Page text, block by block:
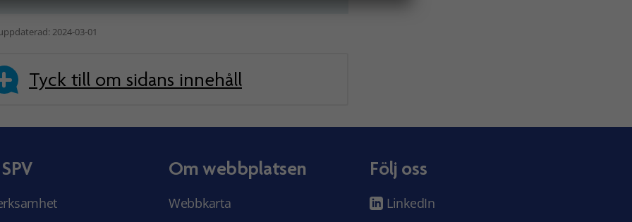
2024-03-01
Tyck till om sidans innehåll
Om webbplatsen
Webbkarta
Följ oss
LinkedIn